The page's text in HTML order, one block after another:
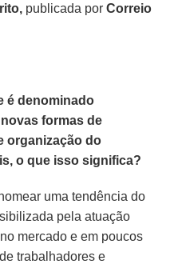
publicada porCorreio
é denominado
formas de
organização do
o que isso significa?
uma tendência do
pela atuação
mercado e em poucos
trabalhadores e